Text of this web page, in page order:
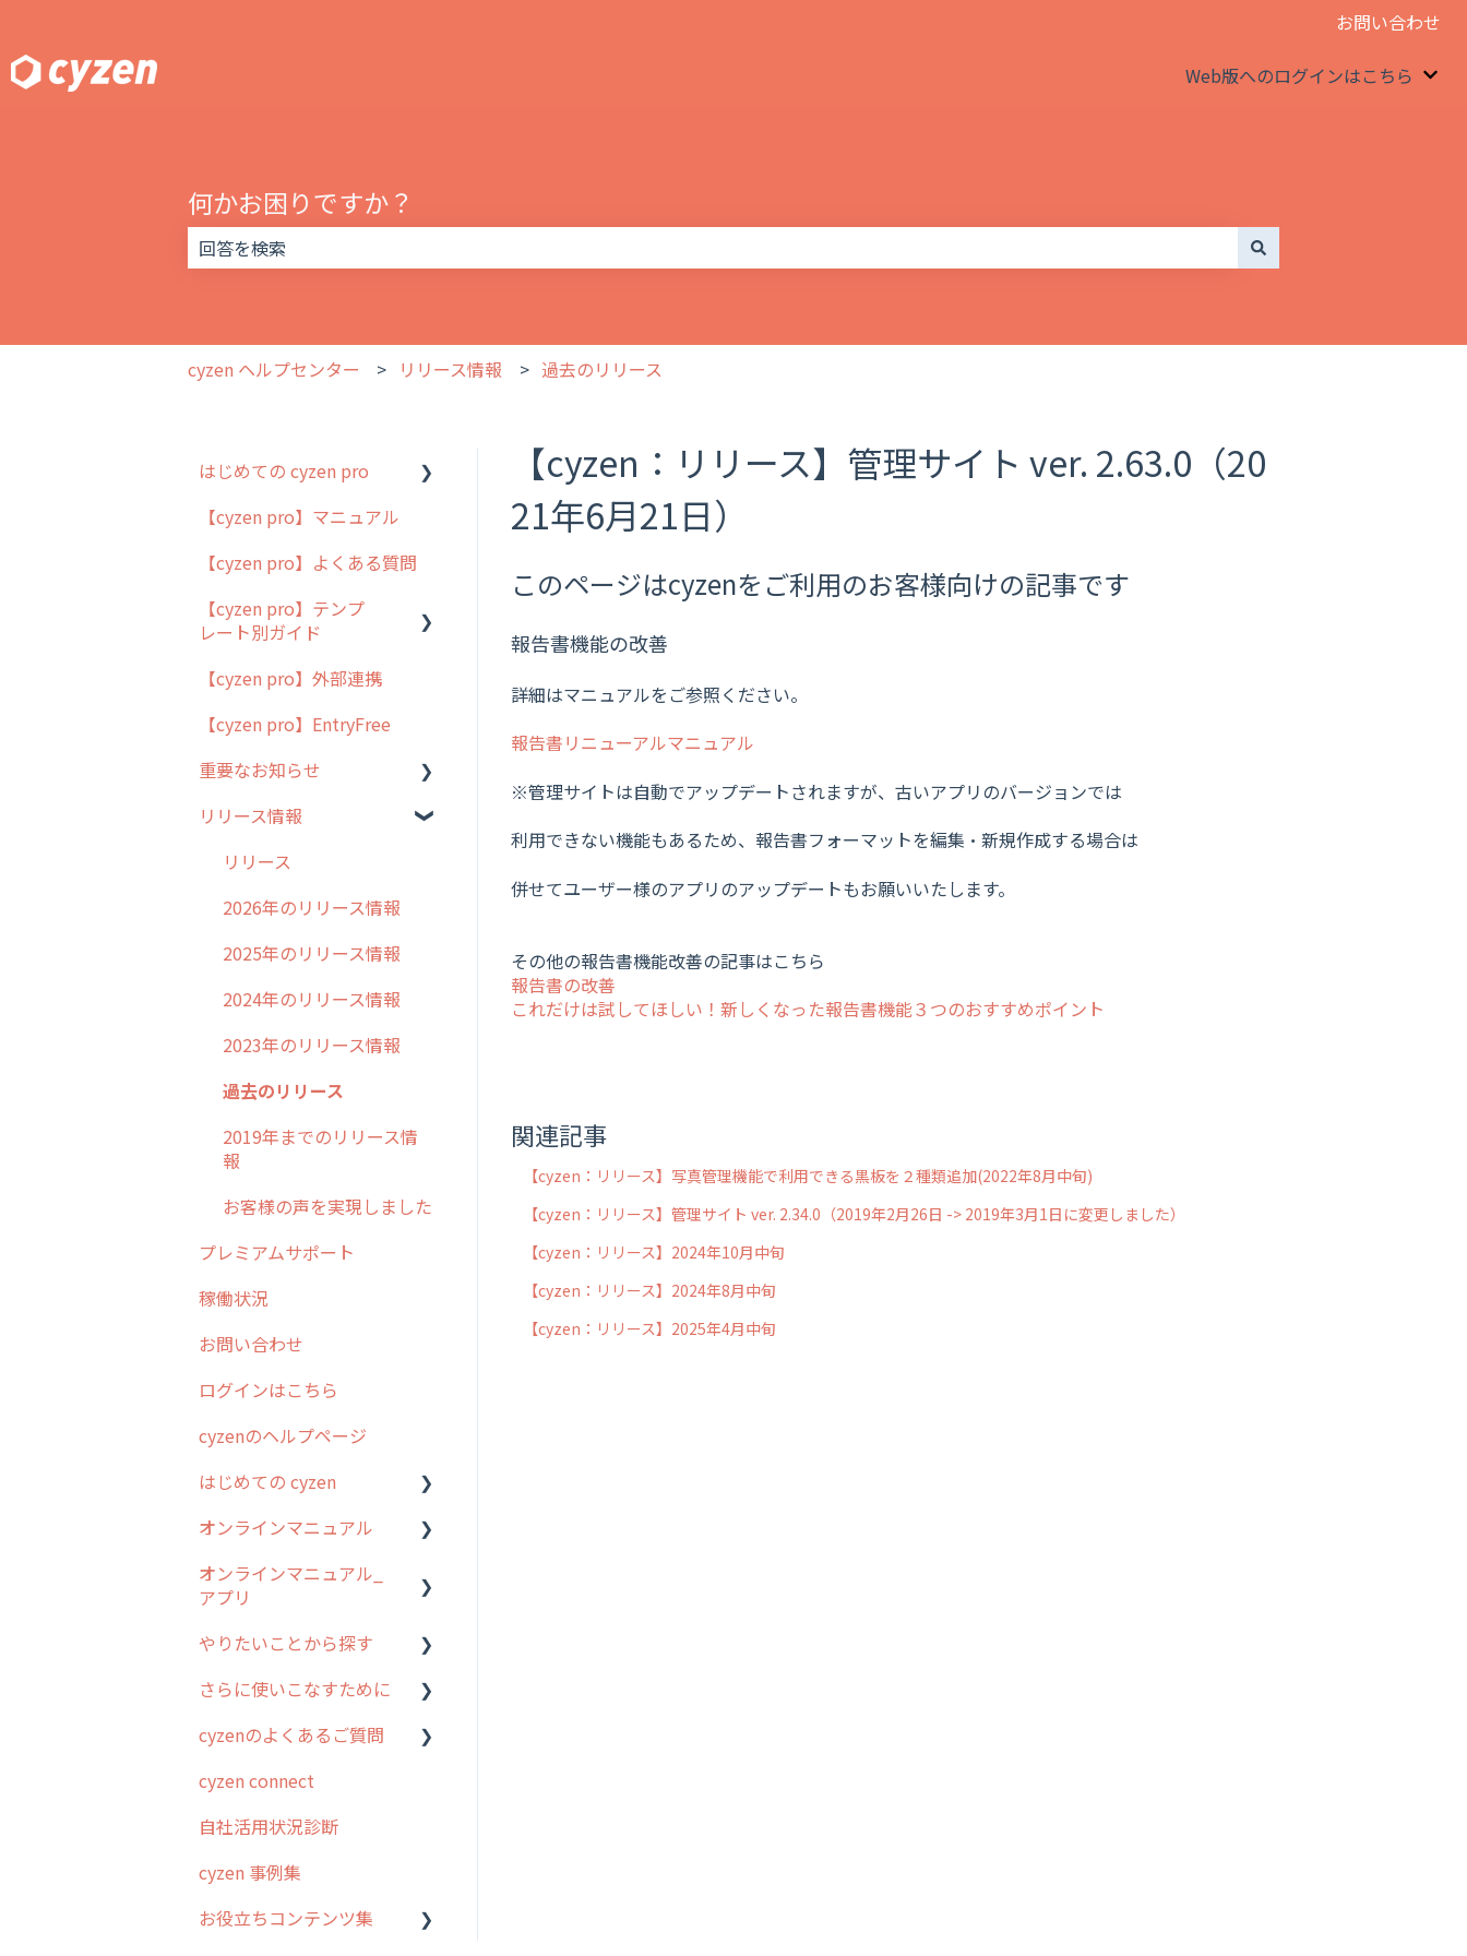
お問い合わせ
Web版へのログインはこちら
何かお困りですか？
cyzen ヘルプセンター リリース情報 過去のリリース
【cyzen：リリース】管理サイト ver. 2.63.0（20
21年6月21日）
このページはcyzenをご利用のお客様向けの記事です
報告書機能の改善
詳細はマニュアルをご参照ください。
報告書リニューアルマニュアル
※管理サイトは自動でアップデートされますが、古いアプリのバージョンでは
利用できない機能もあるため、報告書フォーマットを編集・新規作成する場合は
併せてユーザー様のアプリのアップデートもお願いいたします。
その他の報告書機能改善の記事はこちら
報告書の改善
これだけは試してほしい！新しくなった報告書機能３つのおすすめポイント
関連記事
【cyzen：リリース】写真管理機能で利用できる黒板を２種類追加(2022年8月中旬)
【cyzen：リリース】管理サイト ver. 2.34.0（2019年2月26日 -> 2019年3月1日に変更しました）
【cyzen：リリース】2024年10月中旬
【cyzen：リリース】2024年8月中旬
【cyzen：リリース】2025年4月中旬
はじめての cyzen pro
cyzen pro とは？
簡易マニュアル
cyzen proの位置情報取得
について
用語集
よくある質問
【cyzen pro】マニュアル
【cyzen pro】よくある質問
【cyzen pro】テンプ
レート別ガイド
ポスティング
ラウンダー
メンテナンス
外廻り営業
清掃
不動産
【cyzen pro】外部連携
【cyzen pro】EntryFree
重要なお知らせ
過去の重要なお知らせ
障害情報
リリース情報
リリース
2026年のリリース情報
2025年のリリース情報
2024年のリリース情報
2023年のリリース情報
過去のリリース
2019年までのリリース情
報
お客様の声を実現しました
プレミアムサポート
稼働状況
お問い合わせ
ログインはこちら
cyzenのヘルプページ
はじめての cyzen
0. はじめてのcyzenの使い
1. cyzenについて知ろう
2. 主要機能の概要
3. cyzenの位置情報取得に
ステム管理者編
5. 基本的な使い方：シス
ザー編
オンラインマニュアル
管理サイトの使い始め
オンラインマニュアル_
アプリ
アプリの使い始め
ホーム画面
スポット
報告閲覧
予定
日報
履歴
やりたいことから探す
行動管理
勤怠管理
予定管理
スポット
ステータス・主観
報告書・行動種別
さらに使いこなすために
はじめに
スポット・ステータス関連
cyzenのよくあるご質問
ログインについて
グループ・ユーザーについ
cyzen connect
自社活用状況診断
cyzen 事例集
お役立ちコンテンツ集